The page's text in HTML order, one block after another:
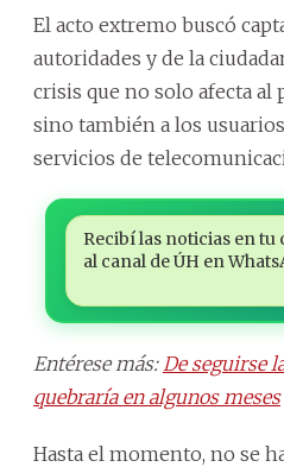
El acto extremo buscó
autoridades y de la
crisis que no solo afecta al
sino también a los
servicios de
Recibí las noticias en tu
al canal de ÚH en
Entérese más: De seguirse
quebraría en algunos meses
Hasta el momento, no se